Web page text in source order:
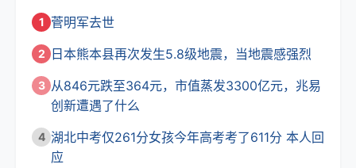
1 菅明军去世
2 日本熊本县再次发生5.8级地震，当地震感强烈
3 从846元跌至364元，市值蒸发3300亿元，兆易
创新遭遇了什么
4 湖北中考仅261分女孩今年高考考了611分 本人回
应